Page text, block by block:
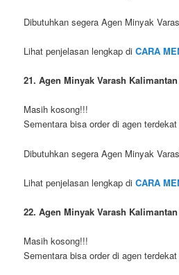
Dibutuhkan segera Agen Minyak
Lihat penjelasan lengkap diCARA
21. Agen Minyak Varash
Masih kosong!!!
Sementara bisa order di agen
Dibutuhkan segera Agen Minyak
Lihat penjelasan lengkap di CARA
22. Agen Minyak Varash
Masih kosong!!!
Sementara bisa order di agen